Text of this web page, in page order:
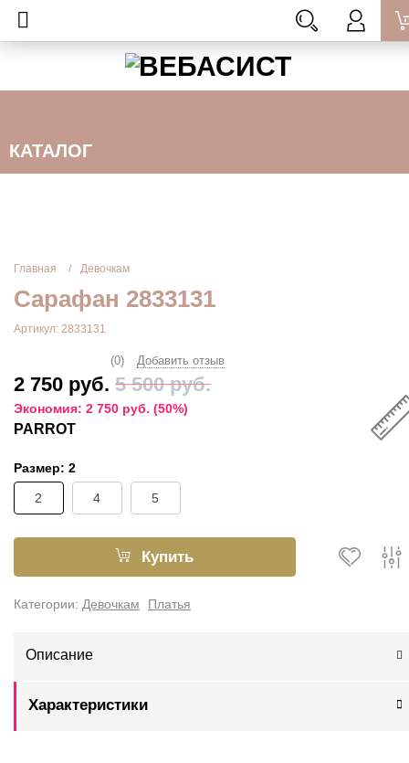
КАТАЛОГ
Главная Девочкам
Сарафан 2833131
Артикул: 2833131
(0) Добавить отзыв
2 750 руб. 5 500 руб.
Экономия: 2 750 руб. (50%)
PARROT
Размер: 2
2 4 5
Купить
Категории: Девочкам Платья
Описание
Характеристики